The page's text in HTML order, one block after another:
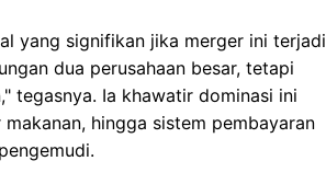
yang signifikan jika merger ini terjadi
dua perusahaan besar, tetapi
tegasnya. Ia khawatir dominasi ini
hingga sistem pembayaran